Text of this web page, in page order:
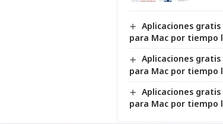
Aplicaciones
para Mac por tiempo
Aplicaciones
para Mac por tiempo
Aplicaciones
para Mac por tiempo